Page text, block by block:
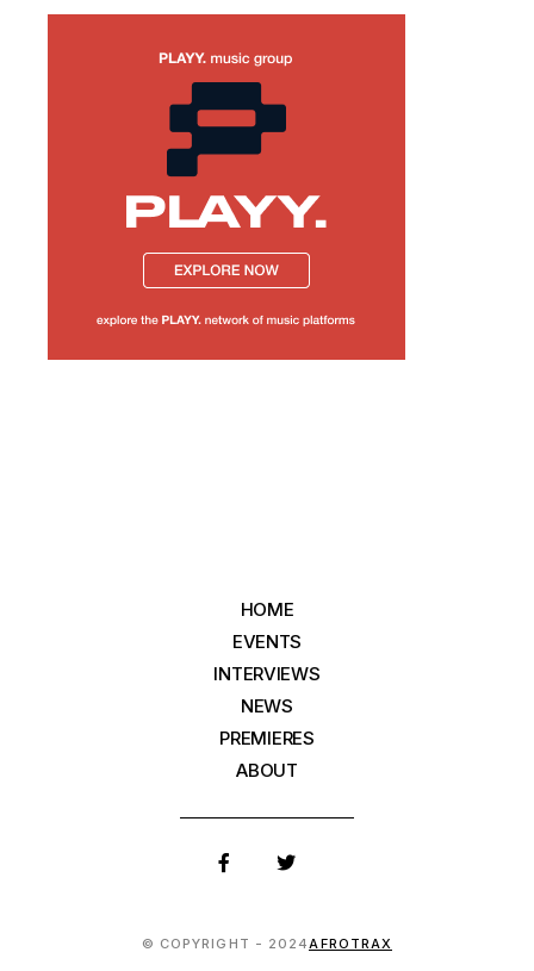
HOME
EVENTS
INTERVIEWS
NEWS
PREMIERES
ABOUT
© COPYRIGHT - 2024 AFROTRAX